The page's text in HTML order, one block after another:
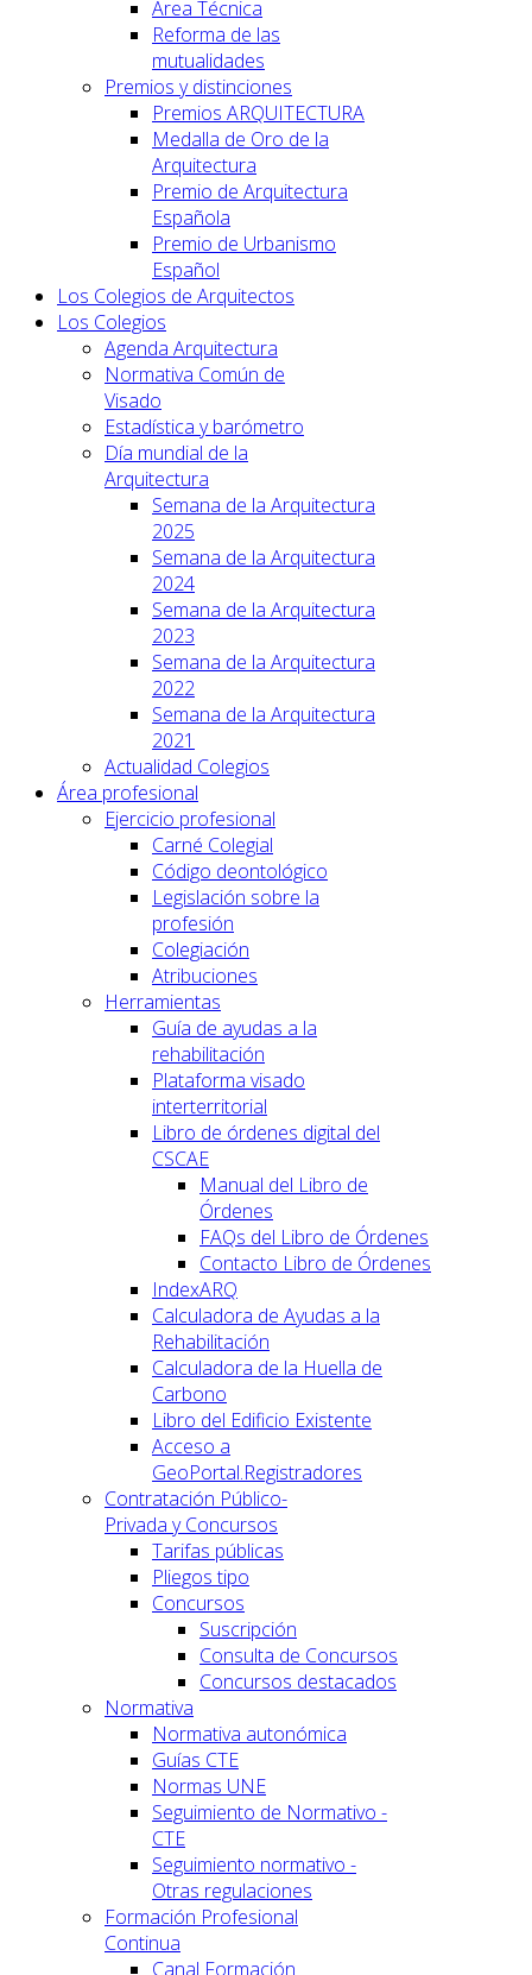
Area Técnica
Reforma de las
mutualidades
Premios y distinciones
Premios ARQUITECTURA
Medalla de Oro de la
Arquitectura
Premio de Arquitectura
Española
Premio de Urbanismo
Español
Los Colegios de Arquitectos
Los Colegios
Agenda Arquitectura
Normativa Común de
Visado
Estadística y barómetro
Día mundial de la
Arquitectura
Semana de la Arquitectura
2025
Semana de la Arquitectura
2024
Semana de la Arquitectura
2023
Semana de la Arquitectura
2022
Semana de la Arquitectura
2021
Actualidad Colegios
Área profesional
Ejercicio profesional
Carné Colegial
Código deontológico
Legislación sobre la
profesión
Colegiación
Atribuciones
Herramientas
Guía de ayudas a la
rehabilitación
Plataforma visado
interterritorial
Libro de órdenes digital del
CSCAE
Manual del Libro de
Órdenes
FAQs del Libro de Órdenes
Contacto Libro de Órdenes
IndexARQ
Calculadora de Ayudas a la
Rehabilitación
Calculadora de la Huella de
Carbono
Libro del Edificio Existente
Acceso a
GeoPortal.Registradores
Contratación Público-
Privada y Concursos
Tarifas públicas
Pliegos tipo
Concursos
Suscripción
Consulta de Concursos
Concursos destacados
Normativa
Normativa autonómica
Guías CTE
Normas UNE
Seguimiento de Normativo -
CTE
Seguimiento normativo -
Otras regulaciones
Formación Profesional
Continua
Canal Formación